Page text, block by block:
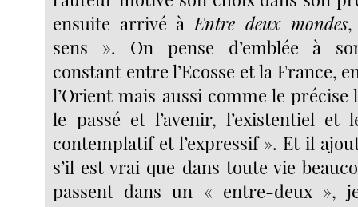
ensuite arrivé àEntre deux mondes
sens ». On pense d’emblée à
constant entre l’Ecosse et la France,
l’Orient mais aussi comme le précise
le passé et l’avenir, l’existentiel et
contemplatif et l’expressif ». Et il
s’il est vrai que dans toute vie
passent dans un « entre-deux »,